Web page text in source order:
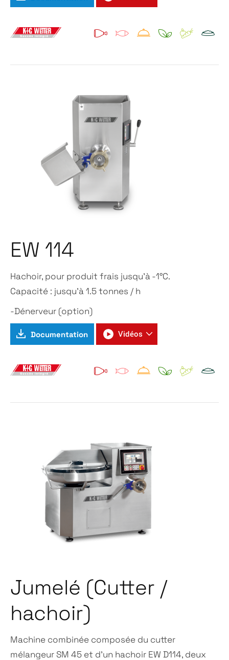
EW 114
Hachoir, pour produit frais jusqu’à -1°C.
Capacité : jusqu’à 1.5 tonnes / h
-Dénerveur (option)
Documentation Vidéos
Jumelé (Cutter /
hachoir)
Machine combinée composée du cutter
mélangeur SM 45 et d’un hachoir EW D114, deux